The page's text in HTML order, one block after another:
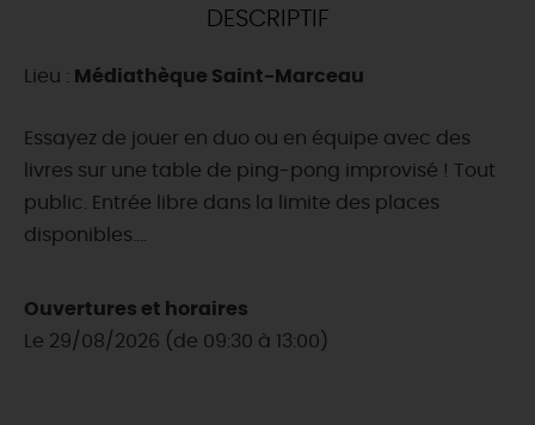
CE WEEK-END
TOUT L'AGENDA
DESCRIPTIF
Lieu : Médiathèque Saint-Marceau
Essayez de jouer en duo ou en équipe avec des
livres sur une table de ping-pong improvisé ! Tout
public. Entrée libre dans la limite des places
disponibles....
Ouvertures et horaires
Le 29/08/2026 (de 09:30 à 13:00)